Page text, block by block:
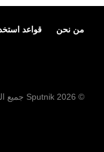
من نحن قواعد
© 2026 Sputnik جميع الحقوق محفوظة. +18